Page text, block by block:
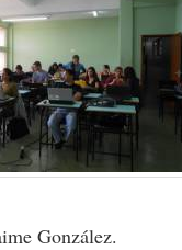
González.